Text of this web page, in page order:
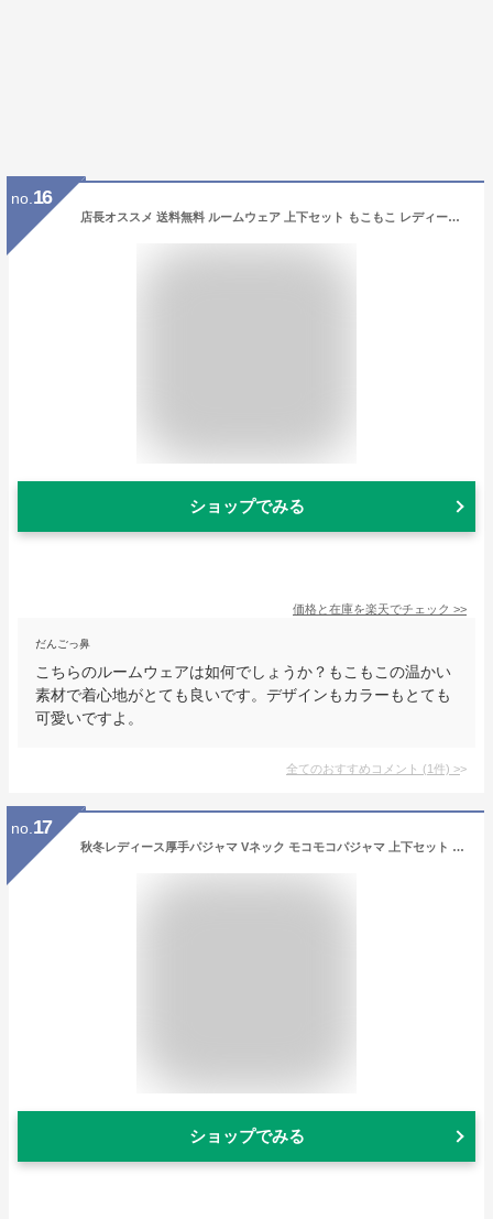
no. 16
店長オススメ 送料無料 ルームウェア 上下セット もこもこ レディース パジャマ フリース マイクロファイバー 厚手 ゆったり 刺繍ロゴ 可愛い 冬 部屋着 長ズボン
ショップでみる
価格と在庫を楽天でチェック >>
だんごっ鼻
こちらのルームウェアは如何でしょうか？もこもこの温かい
素材で着心地がとても良いです。デザインもカラーもとても
可愛いですよ。
全てのおすすめコメント (1件) >
no. 17
秋冬レディース厚手パジャマ Vネック モコモコパジャマ 上下セット キルティングフランネル ボア ルームウェア 長袖 外出着 寝巻き 2点
ショップでみる